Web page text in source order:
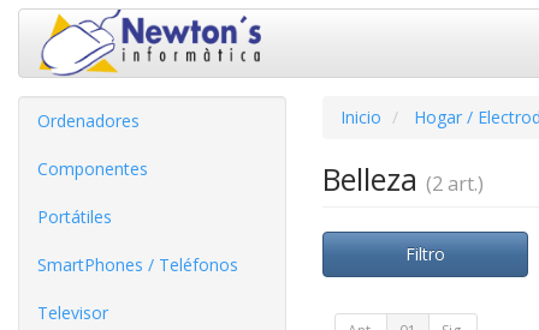
Ordenadores
Componentes
Portátiles
SmartPhones / Teléfonos
Televisor
Inicio Hogar /
Belleza (2 art.)
Filtro